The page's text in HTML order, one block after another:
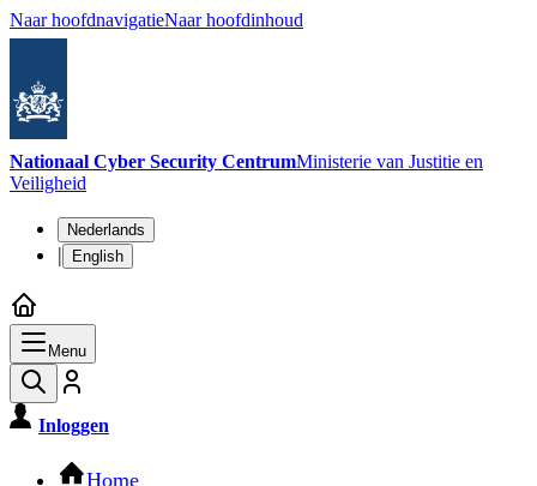
Naar hoofdnavigatieNaar hoofdinhoud
Nationaal Cyber Security CentrumMinisterie van Justitie en
Veiligheid
Taalkeuze
Nederlands
| English
Menu
Inloggen
Hoofdnavigatie
Home